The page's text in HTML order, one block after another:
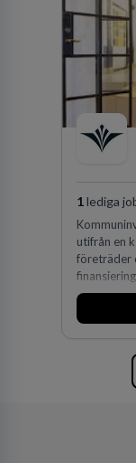
1lediga
utifrån en
företräder